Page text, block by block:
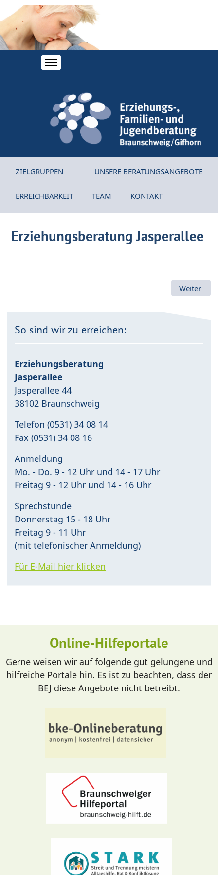
ZIELGRUPPEN UNSERE BERATUNGSANGEBOTE
ERREICHBARKEIT TEAM KONTAKT
Erziehungsberatung Jasperallee
Nächster
Weiter
So sind wir zu erreichen:
Erziehungsberatung
Jasperallee
Jasperallee 44
38102 Braunschweig
Telefon (0531) 34 08 14
Fax (0531) 34 08 16
Anmeldung
Mo. - Do. 9 - 12 Uhr und 14 - 17 Uhr
Freitag 9 - 12 Uhr und 14 - 16 Uhr
Sprechstunde
Donnerstag 15 - 18 Uhr
Freitag 9 - 11 Uhr
(mit telefonischer Anmeldung)
Für E-Mail hier klicken
Online-Hilfeportale
Gerne weisen wir auf folgende gut gelungene und
hilfreiche Portale hin. Es ist zu beachten, dass der
BEJ diese Angebote nicht betreibt.